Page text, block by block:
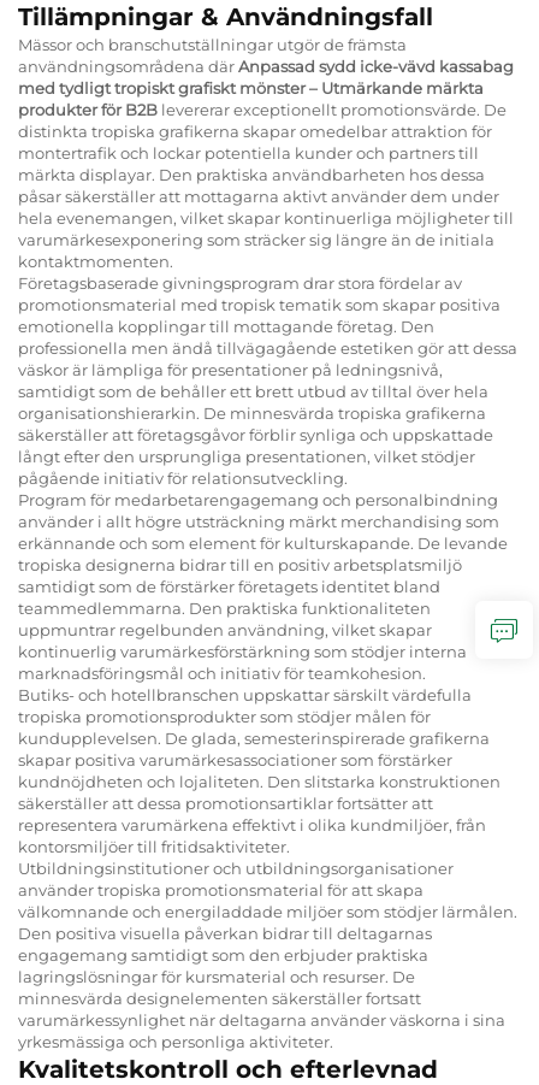
Tillämpningar & Användningsfall
Mässor och branschutställningar utgör de främsta
användningsområdena därAnpassad sydd icke-vävd kassabag
med tydligt tropiskt grafiskt mönster – Utmärkande märkta
produkter för B2B levererar exceptionellt promotionsvärde. De
distinkta tropiska grafikerna skapar omedelbar attraktion för
montertrafik och lockar potentiella kunder och partners till
märkta displayar. Den praktiska användbarheten hos dessa
påsar säkerställer att mottagarna aktivt använder dem under
hela evenemangen, vilket skapar kontinuerliga möjligheter till
varumärkesexponering som sträcker sig längre än de initiala
kontaktmomenten.
Företagsbaserade givningsprogram drar stora fördelar av
promotionsmaterial med tropisk tematik som skapar positiva
emotionella kopplingar till mottagande företag. Den
professionella men ändå tillvägagående estetiken gör att dessa
väskor är lämpliga för presentationer på ledningsnivå,
samtidigt som de behåller ett brett utbud av tilltal över hela
organisationshierarkin. De minnesvärda tropiska grafikerna
säkerställer att företagsgåvor förblir synliga och uppskattade
långt efter den ursprungliga presentationen, vilket stödjer
pågående initiativ för relationsutveckling.
Program för medarbetarengagemang och personalbindning
använder i allt högre utsträckning märkt merchandising som
erkännande och som element för kulturskapande. De levande
tropiska designerna bidrar till en positiv arbetsplatsmiljö
samtidigt som de förstärker företagets identitet bland
teammedlemmarna. Den praktiska funktionaliteten
uppmuntrar regelbunden användning, vilket skapar
kontinuerlig varumärkesförstärkning som stödjer interna
marknadsföringsmål och initiativ för teamkohesion.
Butiks- och hotellbranschen uppskattar särskilt värdefulla
tropiska promotionsprodukter som stödjer målen för
kundupplevelsen. De glada, semesterinspirerade grafikerna
skapar positiva varumärkesassociationer som förstärker
kundnöjdheten och lojaliteten. Den slitstarka konstruktionen
säkerställer att dessa promotionsartiklar fortsätter att
representera varumärkena effektivt i olika kundmiljöer, från
kontorsmiljöer till fritidsaktiviteter.
Utbildningsinstitutioner och utbildningsorganisationer
använder tropiska promotionsmaterial för att skapa
välkomnande och energiladdade miljöer som stödjer lärmålen.
Den positiva visuella påverkan bidrar till deltagarnas
engagemang samtidigt som den erbjuder praktiska
lagringslösningar för kursmaterial och resurser. De
minnesvärda designelementen säkerställer fortsatt
varumärkessynlighet när deltagarna använder väskorna i sina
yrkesmässiga och personliga aktiviteter.
Kvalitetskontroll och efterlevnad